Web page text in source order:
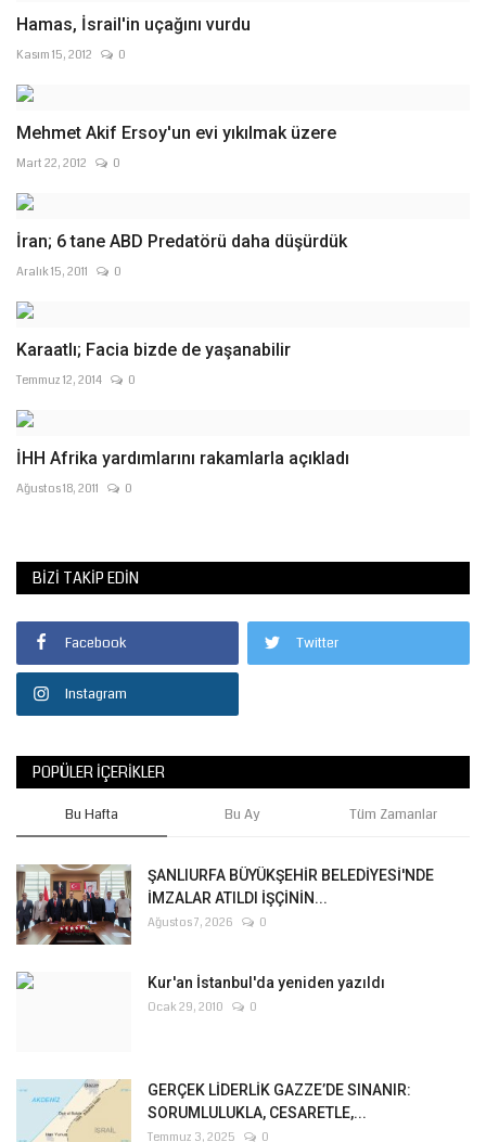
Hamas, İsrail'in uçağını vurdu
Kasım 15, 2012 0
Mehmet Akif Ersoy'un evi yıkılmak üzere
Mart 22, 2012 0
İran; 6 tane ABD Predatörü daha düşürdük
Aralık 15, 2011 0
Karaatlı; Facia bizde de yaşanabilir
Temmuz 12, 2014 0
İHH Afrika yardımlarını rakamlarla açıkladı
Ağustos 18, 2011 0
BIZI TAKIP EDIN
Facebook Twitter
Instagram
POPÜLER İÇERIKLER
Bu Hafta Bu Ay Tüm Zamanlar
ŞANLIURFA BÜYÜKŞEHİR BELEDİYESİ'NDE
İMZALAR ATILDI İŞÇİNİN...
Ağustos 7, 2026 0
Kur'an İstanbul'da yeniden yazıldı
Ocak 29, 2010 0
GERÇEK LİDERLİK GAZZE’DE SINANIR:
SORUMLULUKLA, CESARETLE,...
Temmuz 3, 2025 0